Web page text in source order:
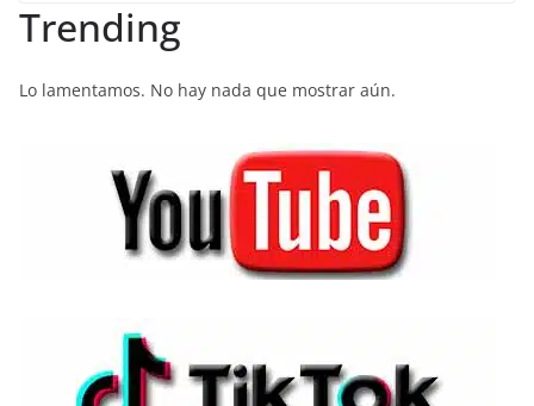
Trending
Lo lamentamos. No hay nada que mostrar aún.